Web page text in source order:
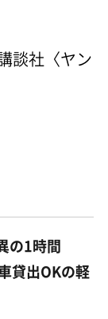
談社〈ヤン
の1時間
貸出OKの軽